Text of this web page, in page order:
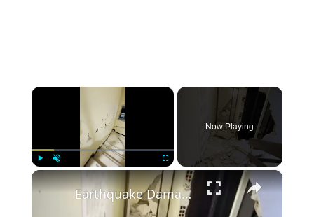
×
Fullscreen
Now Playing
×
Earthquake Damage Rips through Los Palos Grandes Apartment Tower